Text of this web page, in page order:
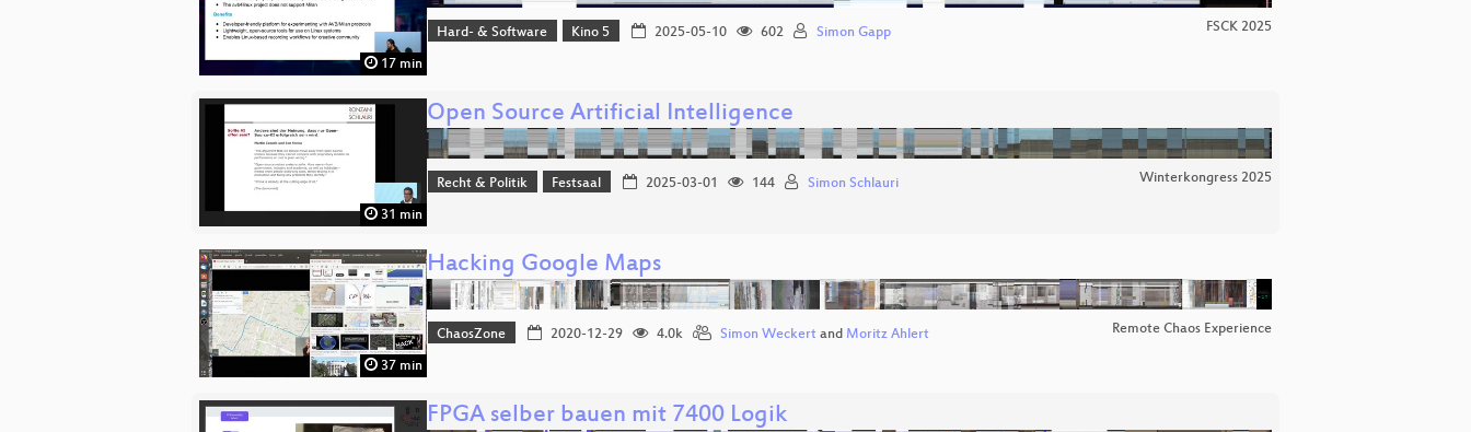
17 min
Hard- & Software Kino 5 2025-05-10 602 Simon Gapp FSCK 2025
31 min
Open Source Artificial Intelligence
Recht & Politik Festsaal 2025-03-01 144 Simon Schlauri Winterkongress 2025
37 min
Hacking Google Maps
ChaosZone 2020-12-29 4.0k Simon Weckertand Moritz Ahlert Remote Chaos Experience
FPGA selber bauen mit 7400 Logik